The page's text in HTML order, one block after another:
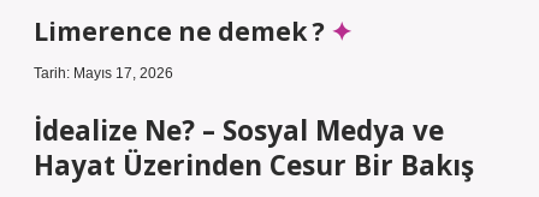
Limerence ne demek ?
Tarih: Mayıs 17, 2026
İdealize Ne? – Sosyal Medya ve
Hayat Üzerinden Cesur Bir Bakış